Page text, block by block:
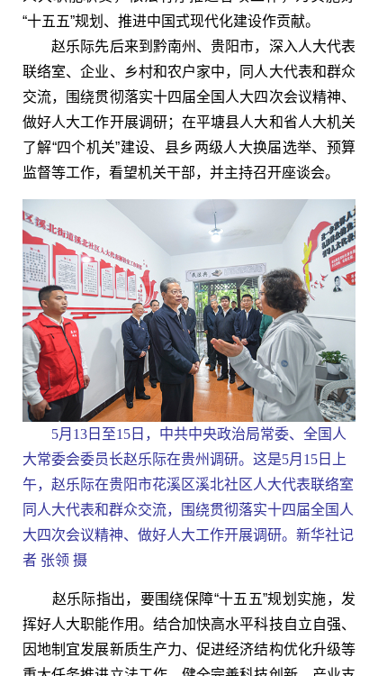
“十五五”规划、推进中国式现代化建设作贡献。
赵乐际先后来到黔南州、贵阳市，深入人大代表
联络室、企业、乡村和农户家中，同人大代表和群众
交流，围绕贯彻落实十四届全国人大四次会议精神、
做好人大工作开展调研；在平塘县人大和省人大机关
了解“四个机关”建设、县乡两级人大换届选举、预算
监督等工作，看望机关干部，并主持召开座谈会。
5月13日至15日，中共中央政治局常委、全国人
大常委会委员长赵乐际在贵州调研。这是5月15日上
午，赵乐际在贵阳市花溪区溪北社区人大代表联络室
同人大代表和群众交流，围绕贯彻落实十四届全国人
大四次会议精神、做好人大工作开展调研。新华社记
者 张领 摄
赵乐际指出，要围绕保障“十五五”规划实施，发
挥好人大职能作用。结合加快高水平科技自立自强、
因地制宜发展新质生产力、促进经济结构优化升级等